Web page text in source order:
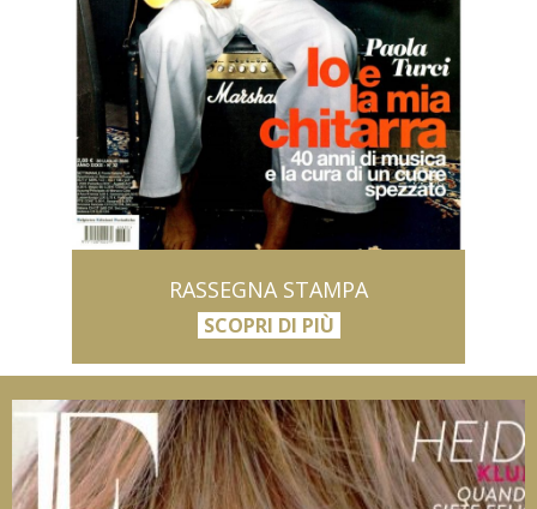
RASSEGNA STAMPA
SCOPRI DI PIÙ